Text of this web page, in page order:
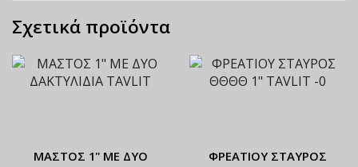
Σχετικά προϊόντα
ΜΑΣΤΟΣ 1" ΜΕ ΔΥΟ
ΦΡΕΑΤΙΟΥ ΣΤΑΥΡΟΣ